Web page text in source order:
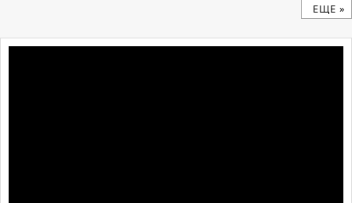
ЕЩЕ »